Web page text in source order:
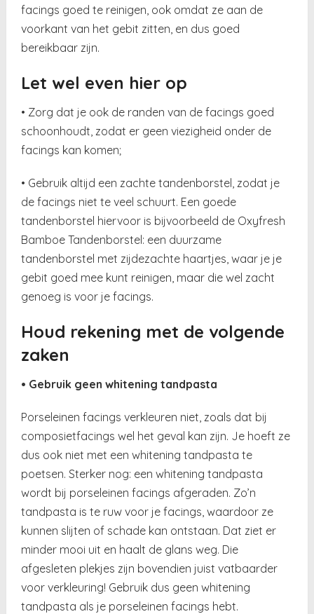
facings goed te reinigen, ook omdat ze aan de
voorkant van het gebit zitten, en dus goed
bereikbaar zijn.
Let wel even hier op
• Zorg dat je ook de randen van de facings goed
schoonhoudt, zodat er geen viezigheid onder de
facings kan komen;
• Gebruik altijd een zachte tandenborstel, zodat je
de facings niet te veel schuurt. Een goede
tandenborstel hiervoor is bijvoorbeeld de Oxyfresh
Bamboe Tandenborstel: een duurzame
tandenborstel met zijdezachte haartjes, waar je je
gebit goed mee kunt reinigen, maar die wel zacht
genoeg is voor je facings.
Houd rekening met de volgende
zaken
• Gebruik geen whitening tandpasta
Porseleinen facings verkleuren niet, zoals dat bij
composietfacings wel het geval kan zijn. Je hoeft ze
dus ook niet met een whitening tandpasta te
poetsen. Sterker nog: een whitening tandpasta
wordt bij porseleinen facings afgeraden. Zo’n
tandpasta is te ruw voor je facings, waardoor ze
kunnen slijten of schade kan ontstaan. Dat ziet er
minder mooi uit en haalt de glans weg. Die
afgesleten plekjes zijn bovendien juist vatbaarder
voor verkleuring! Gebruik dus geen whitening
tandpasta als je porseleinen facings hebt.